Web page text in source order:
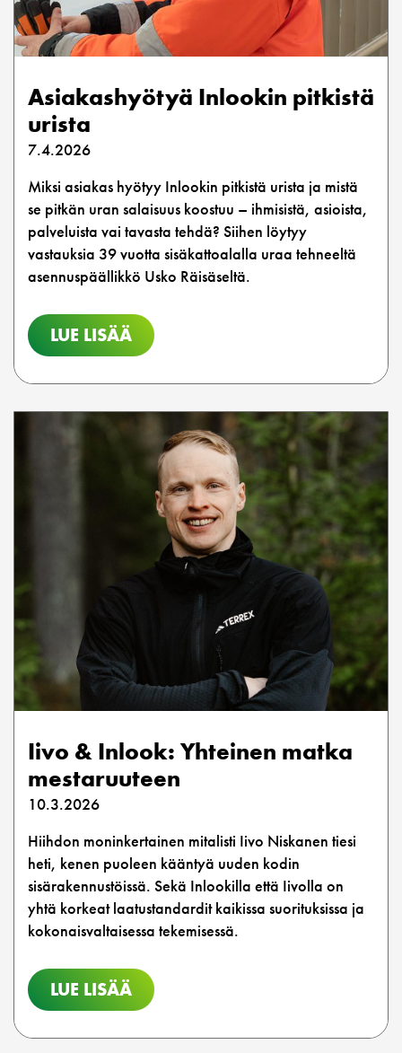
Asiakashyötyä Inlookin pitkistä
urista
7.4.2026
Miksi asiakas hyötyy Inlookin pitkistä urista ja mistä
se pitkän uran salaisuus koostuu – ihmisistä, asioista,
palveluista vai tavasta tehdä? Siihen löytyy
vastauksia 39 vuotta sisäkattoalalla uraa tehneeltä
asennuspäällikkö Usko Räisäseltä.
LUE LISÄÄ
Iivo & Inlook: Yhteinen matka
mestaruuteen
10.3.2026
Hiihdon moninkertainen mitalisti Iivo Niskanen tiesi
heti, kenen puoleen kääntyä uuden kodin
sisärakennustöissä. Sekä Inlookilla että Iivolla on
yhtä korkeat laatustandardit kaikissa suorituksissa ja
kokonaisvaltaisessa tekemisessä.
LUE LISÄÄ